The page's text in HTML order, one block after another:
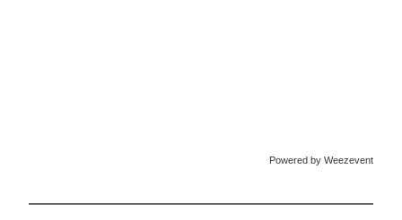
Powered by Weezevent